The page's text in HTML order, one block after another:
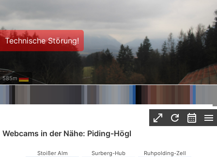
Technische Störung!
585m
Webcams in der Nähe: Piding-Högl
Stoißer Alm Surberg-Hub Ruhpolding-Zell